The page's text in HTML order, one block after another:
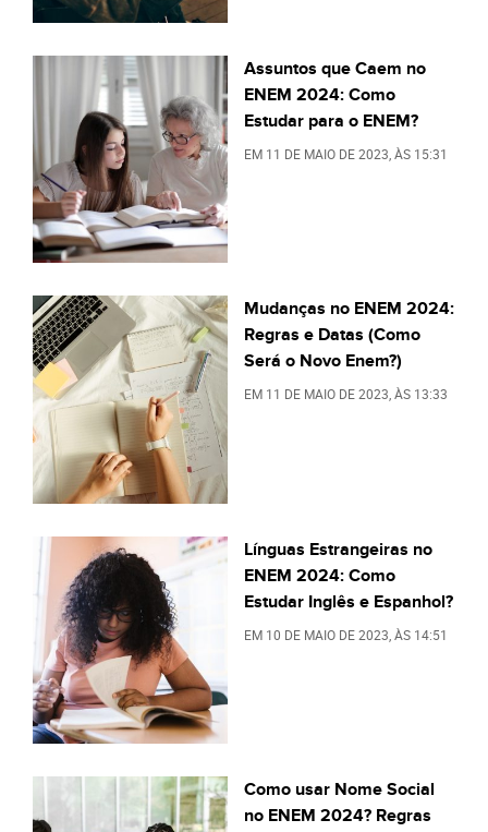
Assuntos que Caem no
ENEM 2024: Como
Estudar para o ENEM?
EM 11 DE MAIO DE 2023 , ÀS 15:31
Mudanças no ENEM 2024:
Regras e Datas (Como
Será o Novo Enem?)
EM 11 DE MAIO DE 2023, ÀS 13:33
Línguas Estrangeiras no
ENEM 2024: Como
Estudar Inglês e Espanhol?
EM 10 DE MAIO DE 2023 , ÀS 14:51
Como usar Nome Social
no ENEM 2024? Regras